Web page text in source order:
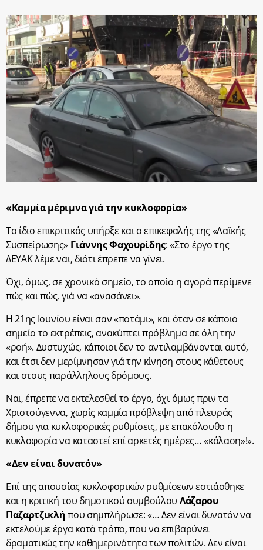
«Καμμία μέριμνα γιά την κυκλοφορία»
Το ίδιο επικριτικός υπήρξε και ο επικεφαλής της «Λαϊκής
Συσπείρωσης» Γιάννης Φαχουρίδης: «Στο έργο της
ΔΕΥΑΚ λέμε ναι, διότι έπρεπε να γίνει.
Όχι, όμως, σε χρονικό σημείο, το οποίο η αγορά περίμενε
πώς και πώς, γιά να «ανασάνει».
Η 21ης Ιουνίου είναι σαν «ποτάμι», και όταν σε κάποιο
σημείο το εκτρέπεις, ανακύπτει πρόβλημα σε όλη την
«ροή». Δυστυχώς, κάποιοι δεν το αντιλαμβάνονται αυτό,
και έτσι δεν μερίμνησαν γιά την κίνηση στους κάθετους
και στους παράλληλους δρόμους.
Ναι, έπρεπε να εκτελεσθεί το έργο, όχι όμως πριν τα
Χριστούγεννα, χωρίς καμμία πρόβλεψη από πλευράς
δήμου για κυκλοφορικές ρυθμίσεις, με επακόλουθο η
κυκλοφορία να καταστεί επί αρκετές ημέρες… «κόλαση»!».
«Δεν είναι δυνατόν»
Επί της απουσίας κυκλοφορικών ρυθμίσεων εστιάσθηκε
και η κριτική του δημοτικού συμβούλου Λάζαρου
Παζαρτζικλήπου σημπλήρωσε: «… Δεν είναι δυνατόν να
εκτελούμε έργα κατά τρόπο, που να επιβαρύνει
δραματικώς την καθημερινότητα των πολιτών. Δεν είναι